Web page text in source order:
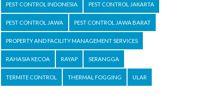
PEST CONTROL INDONESIA PEST CONTROL JAKARTA
PEST CONTROL JAWA PEST CONTROL JAWA BARAT
PROPERTY AND FACILITY MANAGEMENT SERVICES
RAHASIA KECOA RAYAP SERANGGA
TERMITE CONTROL THERMAL FOGGING ULAR